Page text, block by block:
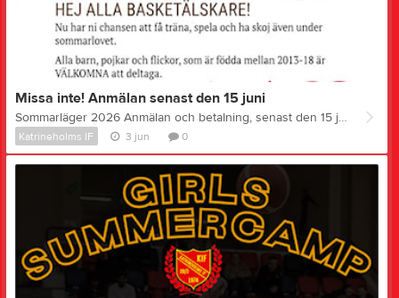
Missa inte! Anmälan senast den 15 juni
Sommarläger 2026 Anmälan och betalning, senast den 15 juni. Sommarläger 2026.pdf
Katrineholms IF 3 jun 0